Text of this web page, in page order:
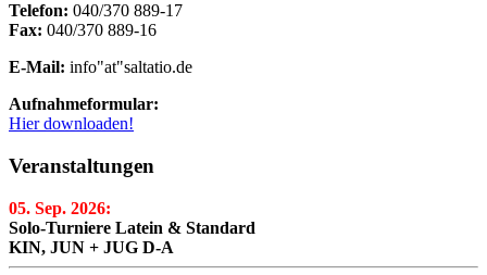
Telefon: 040/370 889-17
Fax: 040/370 889-16
E-Mail: info"at"saltatio.de
Aufnahmeformular:
Hier downloaden!
Veranstaltungen
05. Sep. 2026:
Solo-Turniere Latein & Standard
KIN, JUN + JUG D-A